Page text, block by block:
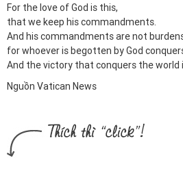
For the love of God is this,
that we keep his commandments.
And his commandments are not
for whoever is begotten by God
And the victory that conquers the world
Nguồn Vatican News